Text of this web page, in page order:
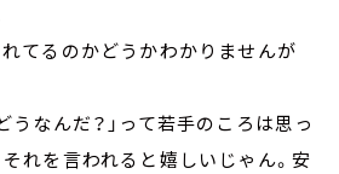
てるのかどうかわかりませんが
うなんだ？」って若手のころは思っ
れを言われると嬉しいじゃん。安